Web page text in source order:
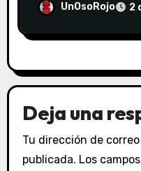
UnOsoRojo 2
Deja una
Tu dirección de
publicada. Los